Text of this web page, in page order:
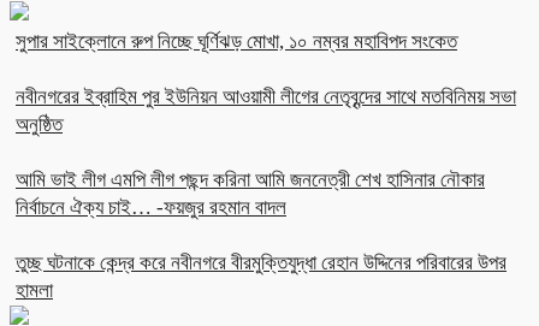
সুপার সাইক্লোনে রুপ নিচ্ছে ঘূর্ণিঝড় মোখা, ১০ নম্বর মহাবিপদ সংকেত
নবীনগরের ইব্রাহিম পুর ইউনিয়ন আওয়ামী লীগের নেতৃবৃন্দের সাথে মতবিনিময় সভা
অনুষ্ঠিত
আমি ভাই লীগ এমপি লীগ পছন্দ করিনা আমি জননেত্রী শেখ হাসিনার নৌকার
নির্বাচনে ঐক্য চাই… -ফয়জুর রহমান বাদল
তুচ্ছ ঘটনাকে কেন্দ্র করে নবীনগরে বীরমুক্তিযুদ্ধা রেহান উদ্দিনের পরিবারের উপর
হামলা